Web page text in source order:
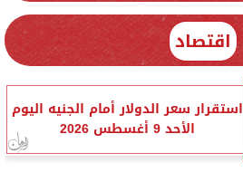
اقتصاد
استقرار سعر الدولار أمام الجنيه اليوم
الأحد 9 أغسطس 2026